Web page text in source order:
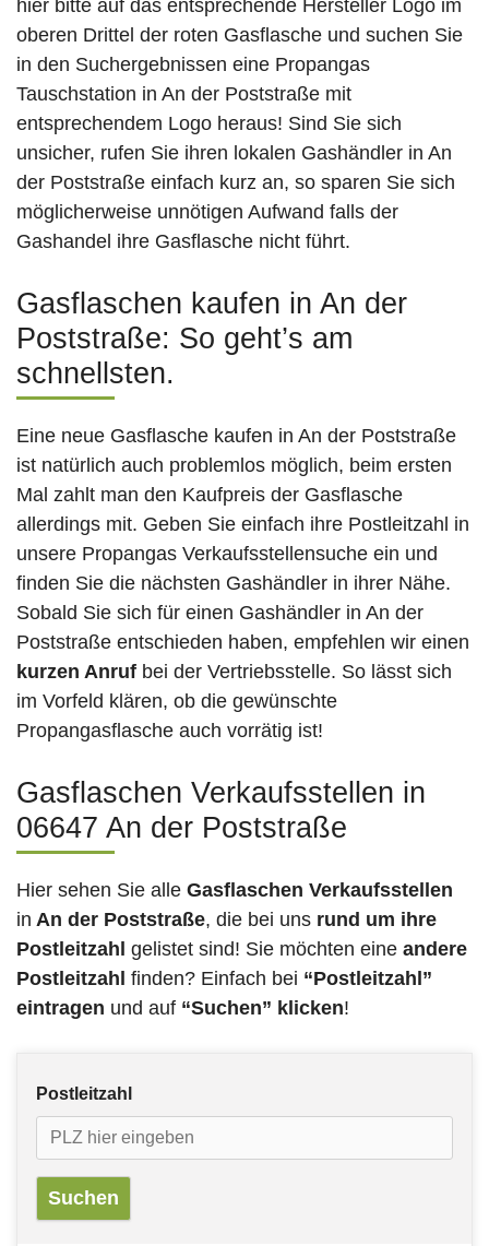
hier bitte auf das entsprechende Hersteller Logo im
oberen Drittel der roten Gasflasche und suchen Sie
in den Suchergebnissen eine Propangas
Tauschstation in An der Poststraße mit
entsprechendem Logo heraus! Sind Sie sich
unsicher, rufen Sie ihren lokalen Gashändler in An
der Poststraße einfach kurz an, so sparen Sie sich
möglicherweise unnötigen Aufwand falls der
Gashandel ihre Gasflasche nicht führt.
Gasflaschen kaufen in An der
Poststraße: So geht’s am
schnellsten.
Eine neue Gasflasche kaufen in An der Poststraße
ist natürlich auch problemlos möglich, beim ersten
Mal zahlt man den Kaufpreis der Gasflasche
allerdings mit. Geben Sie einfach ihre Postleitzahl in
unsere Propangas Verkaufsstellensuche ein und
finden Sie die nächsten Gashändler in ihrer Nähe.
Sobald Sie sich für einen Gashändler in An der
Poststraße entschieden haben, empfehlen wir einen
kurzen Anruf bei der Vertriebsstelle. So lässt sich
im Vorfeld klären, ob die gewünschte
Propangasflasche auch vorrätig ist!
Gasflaschen Verkaufsstellen in
06647 An der Poststraße
Hier sehen Sie alle Gasflaschen Verkaufsstellen
in An der Poststraße, die bei uns rund um ihre
Postleitzahl gelistet sind! Sie möchten eine andere
Postleitzahl finden? Einfach bei “Postleitzahl”
eintragen und auf “Suchen” klicken!
Postleitzahl